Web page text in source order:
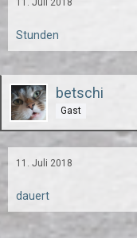
11. Juli 2018
Stunden
betschi
Gast
11. Juli 2018
dauert